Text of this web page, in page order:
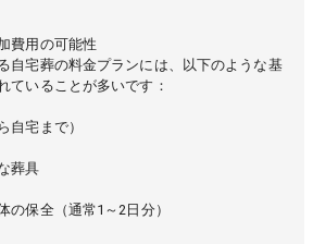
費用の可能性
自宅葬の料金プランには、以下のような基
ていることが多いです：
自宅まで）
葬具
の保全（通常1～2日分）